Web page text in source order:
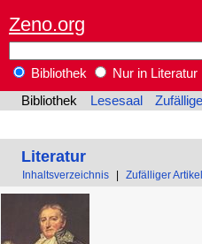
Zeno.org
Bibliothek
Nur in Literatur
Bibliothek
Lesesaal
Literatur
Inhaltsverzeichnis Zufälliger Artikel